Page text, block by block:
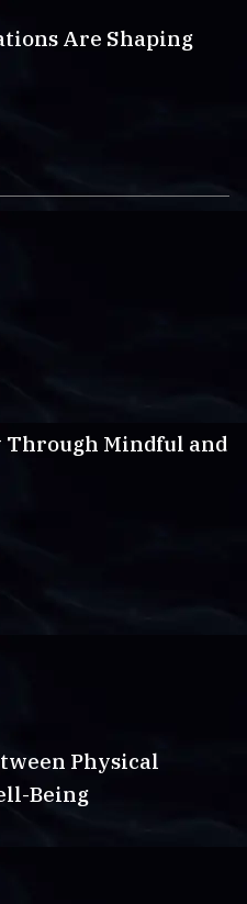
Are Shaping
Through Mindful and
Physical
Being